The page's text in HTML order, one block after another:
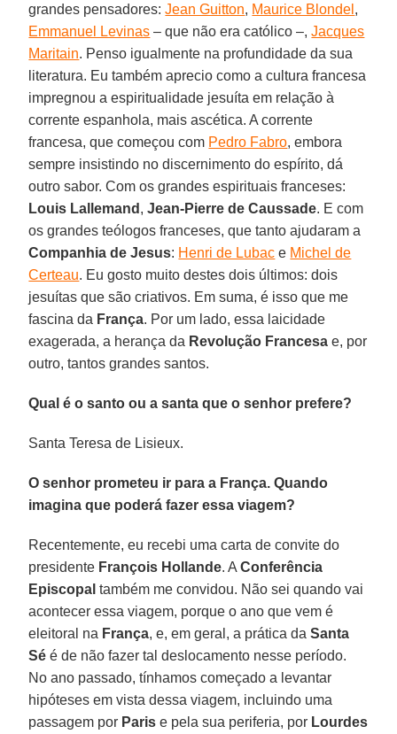
grandes pensadores:Jean Guitton, Maurice Blondel ,
Emmanuel Levinas – que não era católico –,Jacques
Maritain. Penso igualmente na profundidade da sua
literatura. Eu também aprecio como a cultura francesa
impregnou a espiritualidade jesuíta em relação à
corrente espanhola, mais ascética. A corrente
francesa, que começou com Pedro Fabro, embora
sempre insistindo no discernimento do espírito, dá
outro sabor. Com os grandes espirituais franceses:
Louis Lallemand ,Jean-Pierre de Caussade. E com
os grandes teólogos franceses, que tanto ajudaram a
Companhia de Jesus: Henri de Lubac e Michel de
Certeau. Eu gosto muito destes dois últimos: dois
jesuítas que são criativos. Em suma, é isso que me
fascina da França. Por um lado, essa laicidade
exagerada, a herança da Revolução Francesa e, por
outro, tantos grandes santos.
Qual é o santo ou a santa que o senhor prefere?
Santa Teresa de Lisieux.
O senhor prometeu ir para a França. Quando
imagina que poderá fazer essa viagem?
Recentemente, eu recebi uma carta de convite do
presidente François Hollande. AConferência
Episcopal também me convidou. Não sei quando vai
acontecer essa viagem, porque o ano que vem é
eleitoral na França, e, em geral, a prática daSanta
Sé é de não fazer tal deslocamento nesse período.
No ano passado, tínhamos começado a levantar
hipóteses em vista dessa viagem, incluindo uma
passagem por Paris e pela sua periferia, por Lourdes